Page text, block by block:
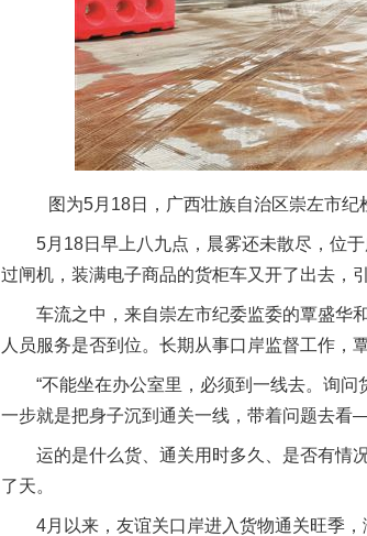
图为5月18日，广西壮族自治区崇左市
5月18日早上八九点，晨雾还未散尽，位于
过闸机，装满电子商品的货柜车又开了出去，
车流之中，来自崇左市纪委监委的覃盛华和
人员服务是否到位。长期从事口岸监督工作，
“不能坐在办公室里，必须到一线去。询问
一步就是把身子沉到通关一线，带着问题去
运的是什么货、通关用时多久、是否有情
了天。
4月以来，友谊关口岸进入货物通关旺季，